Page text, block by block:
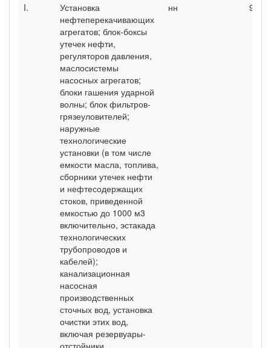
I.
Установка
нефтеперекачивающих
агрегатов; блок-боксы
утечек нефти,
регуляторов давления,
маслосистемы
насосных агрегатов;
блоки гашения ударной
волны; блок фильтров-
грязеуловителей;
наружные
технологические
установки (в том числе
емкости масла, топлива,
сборники утечек нефти
и нефтесодержащих
стоков, приведенной
емкостью до 1000 м3
включительно, эстакада
технологических
трубопроводов и
кабелей);
канализационная
насосная
производственных
сточных вод, установка
очистки этих вод,
включая резервуары-
отстойники
нн 9